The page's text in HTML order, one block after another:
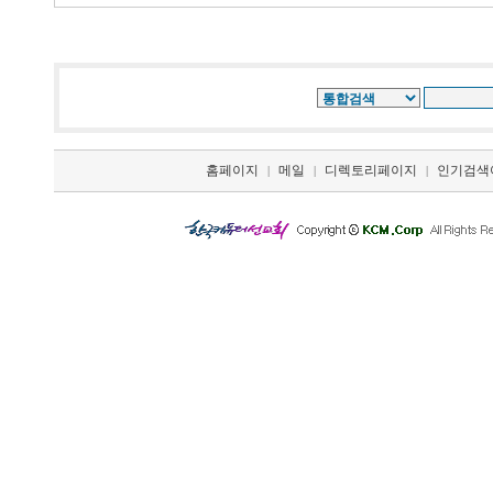
홈페이지 | 메일 | 디렉토리페이지 | 인기검색